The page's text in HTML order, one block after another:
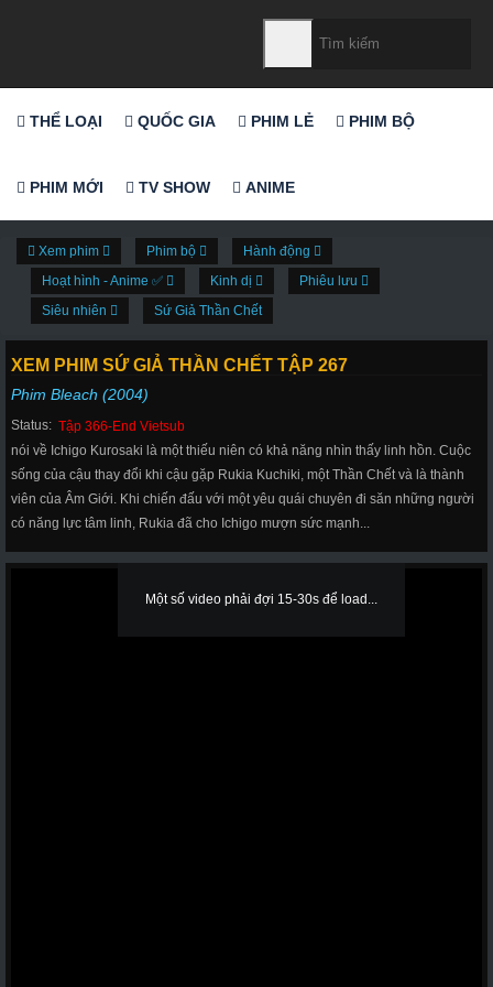
THỂ LOẠI QUỐC GIA PHIM LẺ PHIM BỘ
PHIM MỚI TV SHOW ANIME
Xem phim Phim bộ
Hành động
Hoạt hình - Anime ✅
Kinh dị
Phiêu lưu
Siêu nhiên
Sứ Giả Thần Chết
XEM PHIM SỨ GIẢ THẦN CHẾT TẬP 267
Phim Bleach (2004)
Status: Tập 366-End Vietsub
nói về Ichigo Kurosaki là một thiếu niên có khả năng nhìn thấy linh hồn. Cuộc
sống của cậu thay đổi khi cậu gặp Rukia Kuchiki, một Thần Chết và là thành
viên của Âm Giới. Khi chiến đấu với một yêu quái chuyên đi săn những người
có năng lực tâm linh, Rukia đã cho Ichigo mượn sức mạnh...
Một số video phải đợi 15-30s để load...